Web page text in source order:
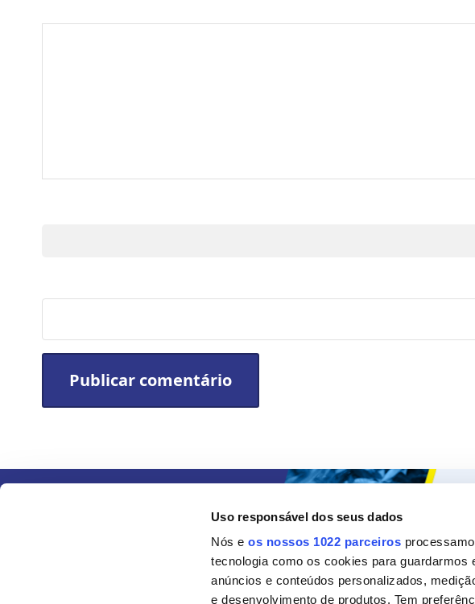
Uso responsável dos seus dados
Nós eos nossos 1022 parceiros
tecnologia como os cookies para
anúncios e conteúdos personalizados,
e desenvolvimento de produtos. Tem